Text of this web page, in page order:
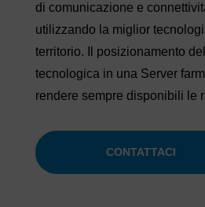
di comunicazione e
utilizzando la miglior
territorio. Il posizionamento
tecnologica in una Server
rendere sempre disponibili le
CONTATTACI